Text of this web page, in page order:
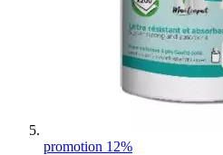
promotion 12%